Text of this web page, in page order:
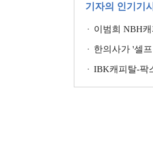
기자의 인기기
이범희 NBH
한의사가 '셀
IBK캐피탈-팍